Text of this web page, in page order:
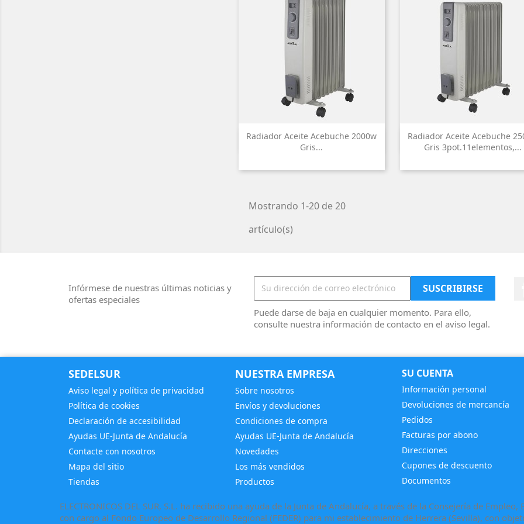
Radiador Aceite Acebuche 2000w
Gris...
 Vista rápida
Radiador Aceite Acebuche
Gris 3pot.11elementos,...
 Vista rápida
Mostrando 1-20 de 20
artículo(s)
Infórmese de nuestras últimas noticias y
ofertas especiales
Puede darse de baja en cualquier momento. Para ello,
consulte nuestra información de contacto en el aviso legal.
SEDELSUR
Aviso legal y política de privacidad
Política de cookies
Declaración de accesibilidad
Ayudas UE-Junta de Andalucía
Contacte con nosotros
Mapa del sitio
Tiendas
NUESTRA EMPRESA
Sobre nosotros
Envíos y devoluciones
Condiciones de compra
Ayudas UE-Junta de Andalucía
Novedades
Los más vendidos
Productos
SU CUENTA
Información personal
Devoluciones de mercancía
Pedidos
Facturas por abono
Direcciones
Cupones de descuento
Documentos
ELECTRONICOS DEL SUR, S.L. ha recibido una ayuda de la Junta de Andalucía, a través de la Consejería de
con cargo al Fondo Europeo de Desarrollo Regional (FEDER) para mi establecimiento de Herrera (Sevilla), con